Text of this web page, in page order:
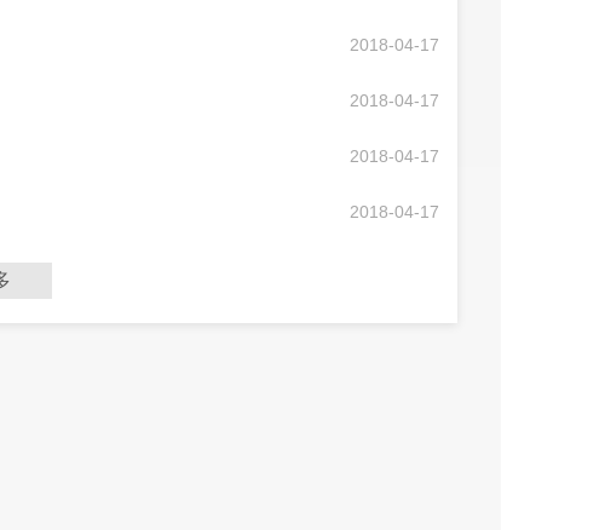
2018-04-17
2018-04-17
2018-04-17
2018-04-17